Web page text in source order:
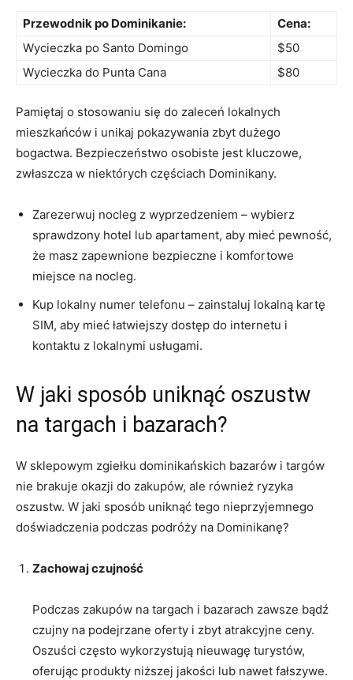
Przewodnik po Dominikanie:
Cena:
Wycieczka po Santo Domingo
$50
Wycieczka do Punta Cana
$80
Pamiętaj​ o stosowaniu się do zaleceń lokalnych
mieszkańców i unikaj pokazywania zbyt‍ dużego
bogactwa. Bezpieczeństwo osobiste ‍jest ⁤kluczowe,
zwłaszcza w niektórych ​częściach Dominikany.
Zarezerwuj nocleg z wyprzedzeniem – wybierz
sprawdzony hotel lub apartament, aby mieć pewność,
że masz zapewnione⁣ bezpieczne i komfortowe
miejsce na nocleg.
Kup lokalny ⁣numer telefonu – zainstaluj lokalną kartę
SIM, aby mieć łatwiejszy⁢ dostęp do internetu i
kontaktu z lokalnymi usługami.
W jaki‌ sposób uniknąć ⁣oszustw
‌na targach i ​bazarach?
W sklepowym‍ zgiełku dominikańskich bazarów i targów
nie ‍brakuje okazji⁤ do ⁢zakupów, ale ⁣również ryzyka
oszustw. W‌ jaki sposób uniknąć tego nieprzyjemnego
doświadczenia podczas podróży​ na Dominikanę?
Zachowaj czujność
Podczas ⁤zakupów na ⁣targach i‌ bazarach ‍zawsze bądź
⁢czujny na podejrzane oferty i ⁢zbyt atrakcyjne ceny.
Oszuści często wykorzystują nieuwagę turystów,⁤
oferując produkty niższej jakości lub ⁣nawet‍ fałszywe.